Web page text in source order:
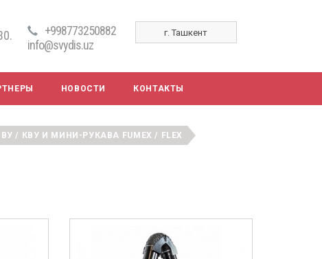
+998773250882
info@svydis.uz
г. Ташкент
НОВОСТИ КОНТАКТЫ
/ КВУ И МИНИ-РУКАВА FUMEX / FLEX